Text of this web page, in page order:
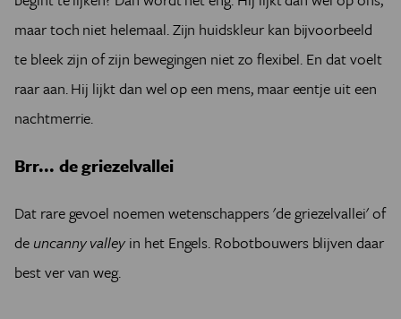
maar toch niet helemaal. Zijn huidskleur kan bijvoorbeeld
te bleek zijn of zijn bewegingen niet zo flexibel. En dat voelt
raar aan. Hij lijkt dan wel op een mens, maar eentje uit een
nachtmerrie.
Brr... de griezelvallei
Dat rare gevoel noemen wetenschappers 'de griezelvallei' of
de uncanny valley in het Engels. Robotbouwers blijven daar
best ver van weg.